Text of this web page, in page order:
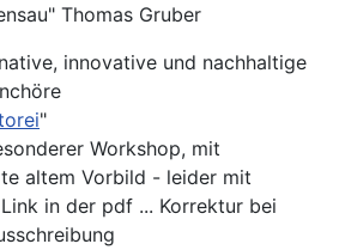
Thomas Gruber
innovative und nachhaltige
"
Workshop, mit
altem Vorbild - leider mit
in der pdf ... Korrektur bei